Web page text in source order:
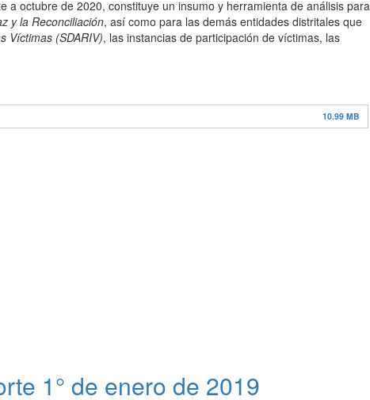
octubre de 2020, constituye un insumo y herramienta de análisis para
y la Reconciliación, así como para las demás entidades distritales que
Víctimas (SDARIV), las instancias de participación de víctimas, las
10.99 MB
1° de enero de 2019